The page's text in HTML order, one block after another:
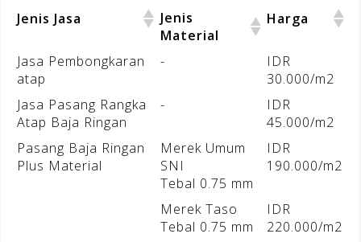
Jenis Jasa
Jenis
Material
Harga
Jasa Pembongkaran
atap
-
IDR
30.000/m2
Jasa Pasang Rangka
Atap Baja Ringan
-
IDR
45.000/m2
Pasang Baja Ringan
Plus Material
Merek Umum
SNI
Tebal 0.75 mm
IDR
190.000/m2
Merek Taso
Tebal 0.75 mm
IDR
220.000/m2